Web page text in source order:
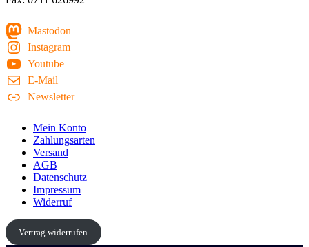
Mastodon
Instagram
Youtube
E-Mail
Newsletter
Mein Konto
Zahlungsarten
Versand
AGB
Datenschutz
Impressum
Widerruf
Vertrag widerrufen